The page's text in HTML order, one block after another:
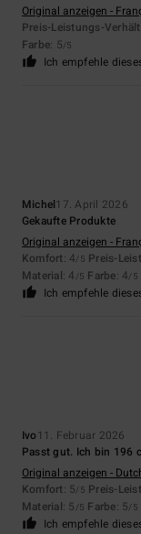
Original anzeigen -
Preis-Leistungs-
Farbe: 5/5
Ich empfehle
Michel17. April 2026
Gekaufte Produkte
Original anzeigen -
Komfort: 4/5 Preis-
Material: 4 /5 Farbe: 4/5
Ich empfehle
Ivo 11. Februar 2026
Passt gut. Ich bin 196
Original anzeigen -
Komfort: 5/5 Preis-
Material: 5 /5 Farbe: 5/5
Ich empfehle